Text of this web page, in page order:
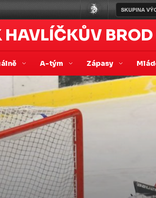
HAVLÍČKŮV BROD
A-tým Zápasy